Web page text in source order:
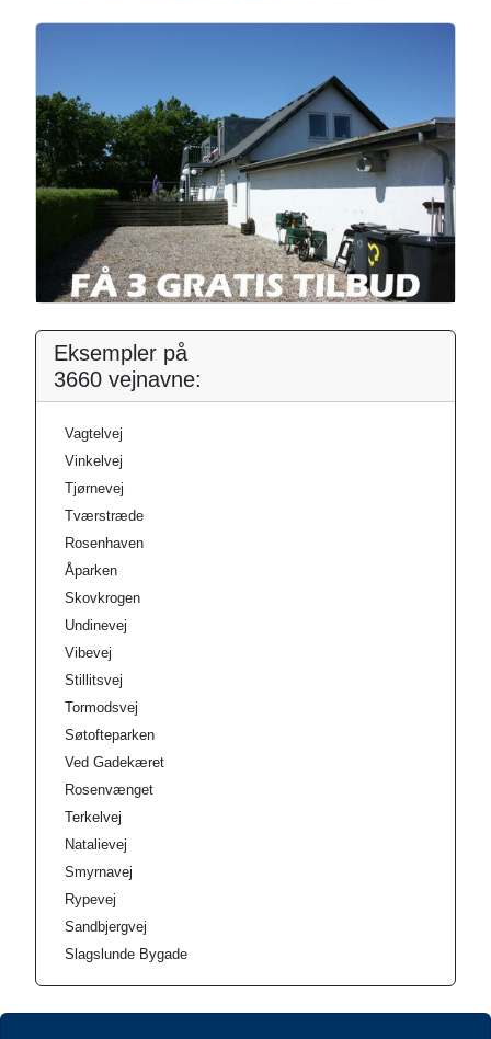
Eksempler på
3660 vejnavne:
Vagtelvej
Vinkelvej
Tjørnevej
Tværstræde
Rosenhaven
Åparken
Skovkrogen
Undinevej
Vibevej
Stillitsvej
Tormodsvej
Søtofteparken
Ved Gadekæret
Rosenvænget
Terkelvej
Natalievej
Smyrnavej
Rypevej
Sandbjergvej
Slagslunde Bygade